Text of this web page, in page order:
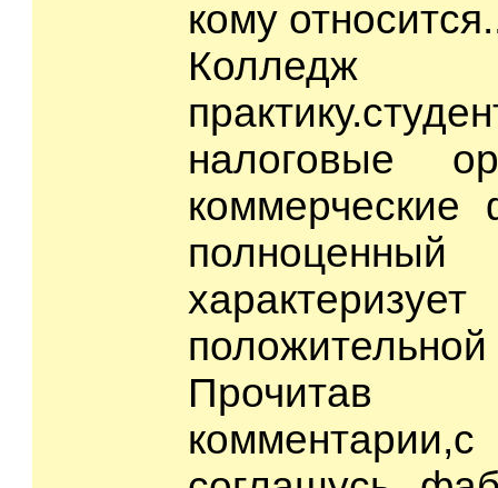
кому
Колледж
налоговые
коммерческие
Прочитав